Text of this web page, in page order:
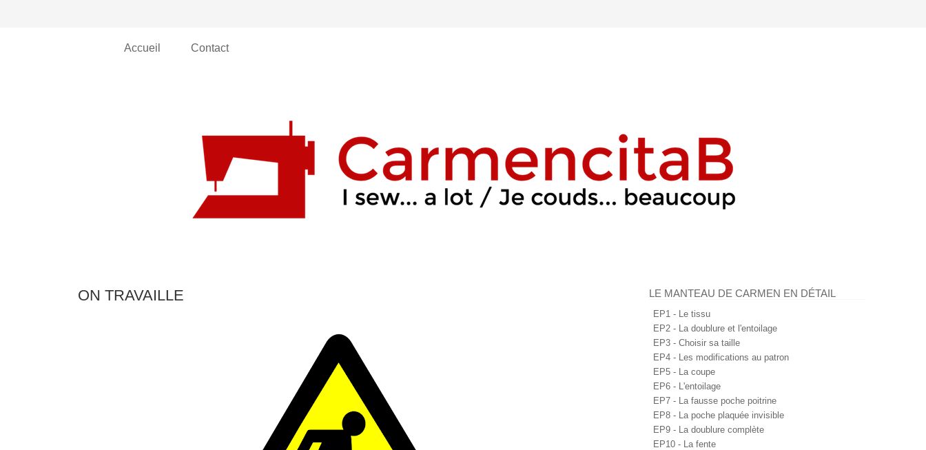
Accueil Contact
ON TRAVAILLE LE MANTEAU DE CARMEN EN DÉTAIL
EP1 - Le tissu
EP2 - La doublure et l'entoilage
EP3 - Choisir sa taille
EP4 - Les modifications au patron
EP5 - La coupe
EP6 - L'entoilage
EP7 - La fausse poche poitrine
EP8 - La poche plaquée invisible
EP9 - La doublure complète
EP10 - La fente